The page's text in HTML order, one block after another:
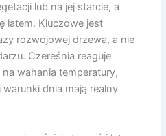
lub na jej starcie, a
latem. Kluczowe jest
rozwojowej drzewa, a nie
Czereśnia reaguje
wahania temperatury,
dnia mają realny